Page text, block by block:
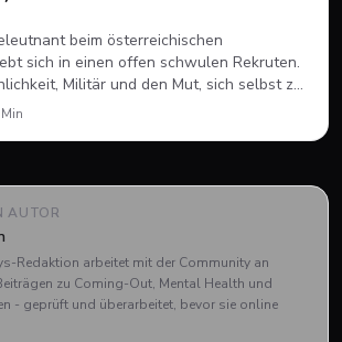
beim österreichischen
sich in einen offen schwulen Rekruten.
Militär und den Mut, sich selbst zu
Min
AUTOR
Redaktion arbeitet mit der Community an
zu Coming-Out, Mental Health und
- geprüft und überarbeitet, bevor sie online